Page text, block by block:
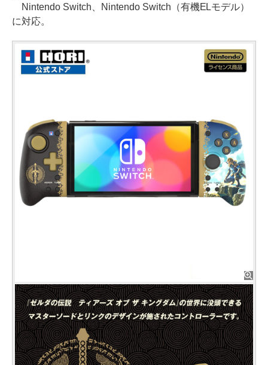
Nintendo Switch、Nintendo Switch（有機ELモデル）
に対応。